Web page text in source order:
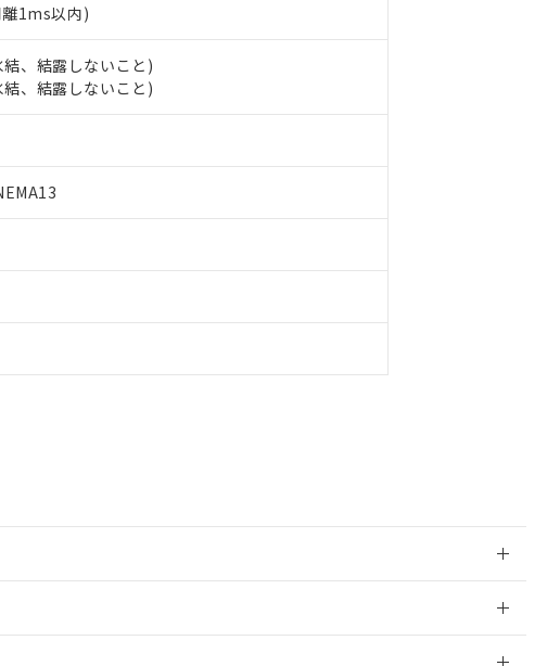
1ms以内)
、結露しないこと)
、結露しないこと)